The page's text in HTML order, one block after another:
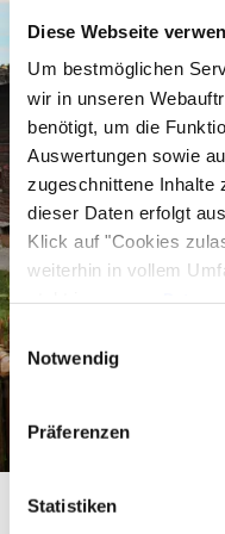
Diese Webseite
Um bestmöglichen
wir in unseren
benötigt, um die
Auswertungen sowie
zugeschnittene Inhalte
dieser Daten erfolgt
Klick auf "Cookies
weiterhin in vollem
steht in unserer
gelistet.
Einwilligungsauswahl
Notwendig
Präferenzen
Statistiken
excursion
is an age-
treasure hunt for
on. If the little ones
handcarts are
The
you to stop off
museum.
Information on the